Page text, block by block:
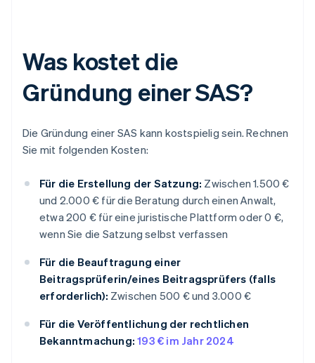
Was kostet die
Gründung einer SAS?
Die Gründung einer SAS kann kostspielig sein. Rechnen
Sie mit folgenden Kosten:
Für die Erstellung der Satzung: Zwischen 1.500 €
und 2.000 € für die Beratung durch einen Anwalt,
etwa 200 € für eine juristische Plattform oder 0 €,
wenn Sie die Satzung selbst verfassen
Für die Beauftragung einer
Beitragsprüferin/eines Beitragsprüfers (falls
erforderlich): Zwischen 500 € und 3.000 €
Für die Veröffentlichung der rechtlichen
Bekanntmachung: 193 € im Jahr 2024